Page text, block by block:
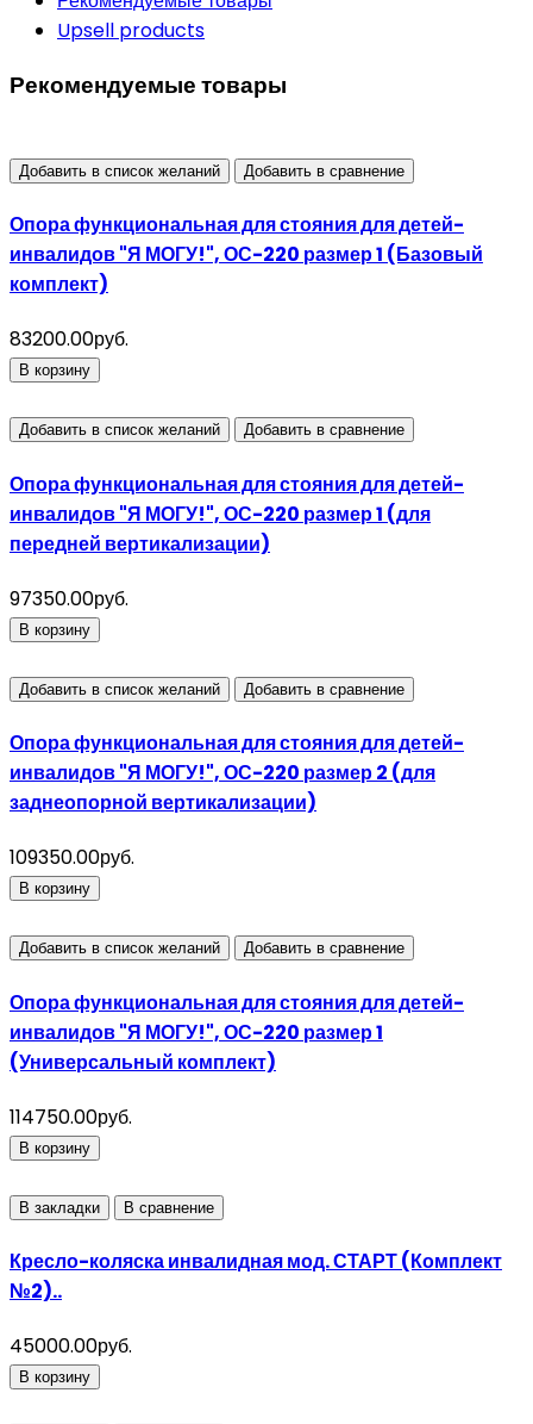
Upsell products
Рекомендуемые товары
Добавить в список желаний Добавить в сравнение
Опора функциональная для стояния для детей-
инвалидов "Я МОГУ!", ОС-220 размер 1 (Базовый
комплект)
83200.00руб.
В корзину
Добавить в список желаний Добавить в сравнение
Опора функциональная для стояния для детей-
инвалидов "Я МОГУ!", ОС-220 размер 1 (для
передней вертикализации)
97350.00руб.
В корзину
Добавить в список желаний Добавить в сравнение
Опора функциональная для стояния для детей-
инвалидов "Я МОГУ!", ОС-220 размер 2 (для
заднеопорной вертикализации)
109350.00руб.
В корзину
Добавить в список желаний Добавить в сравнение
Опора функциональная для стояния для детей-
инвалидов "Я МОГУ!", ОС-220 размер 1
(Универсальный комплект)
114750.00руб.
В корзину
В закладки В сравнение
Кресло-коляска инвалидная мод. СТАРТ (Комплект
№2)..
45000.00руб.
В корзину